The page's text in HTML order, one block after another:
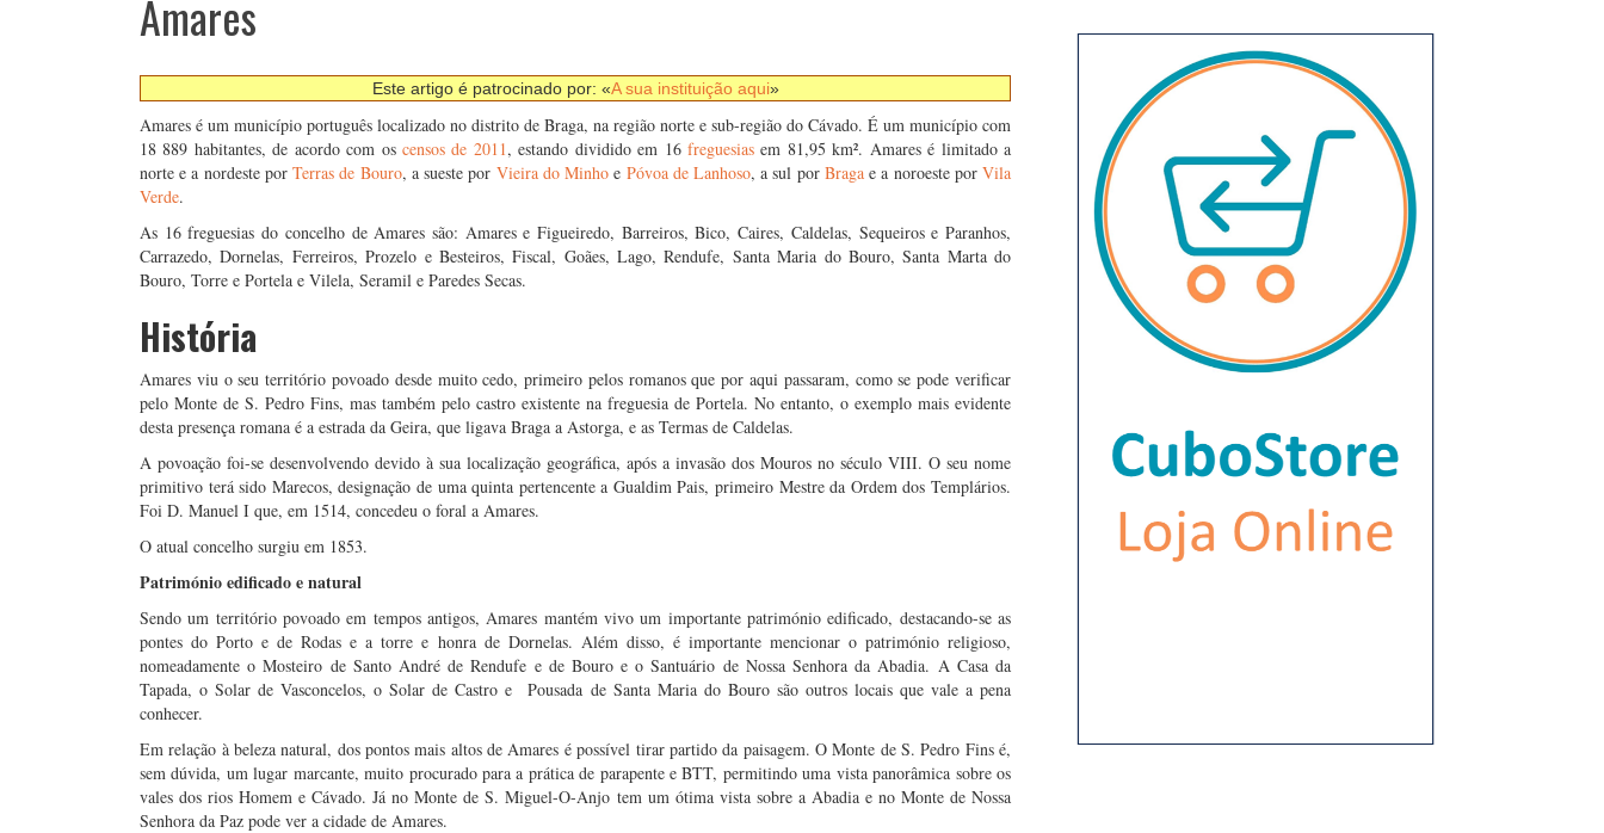
Amares
Este artigo é patrocinado por: «A sua instituição aqui»
Amares é um município português localizado no distrito de Braga, na região norte e sub-região do Cávado. É um município com
18 889 habitantes, de acordo com os censos de 2011, estando dividido em 16freguesias em 81,95 km². Amares é limitado a
norte e a nordeste porTerras de Bouro, a sueste por Vieira do Minho e Póvoa de Lanhoso, a sul por Bragae a noroeste porVila
Verde.
As 16 freguesias do concelho de Amares são: Amares e Figueiredo, Barreiros, Bico, Caires, Caldelas, Sequeiros e Paranhos,
Carrazedo, Dornelas, Ferreiros, Prozelo e Besteiros, Fiscal, Goães, Lago, Rendufe, Santa Maria do Bouro, Santa Marta do
Bouro, Torre e Portela e Vilela, Seramil e Paredes Secas.
História
Amares viu o seu território povoado desde muito cedo, primeiro pelos romanos que por aqui passaram, como se pode verificar
pelo Monte de S. Pedro Fins, mas também pelo castro existente na freguesia de Portela. No entanto, o exemplo mais evidente
desta presença romana é a estrada da Geira, que ligava Braga a Astorga, e as Termas de Caldelas.
A povoação foi-se desenvolvendo devido à sua localização geográfica, após a invasão dos Mouros no século VIII. O seu nome
primitivo terá sido Marecos, designação de uma quinta pertencente a Gualdim Pais, primeiro Mestre da Ordem dos Templários.
Foi D. Manuel I que, em 1514, concedeu o foral a Amares.
O atual concelho surgiu em 1853.
Património edificado e natural
Sendo um território povoado em tempos antigos, Amares mantém vivo um importante património edificado, destacando-se as
pontes do Porto e de Rodas e a torre e honra de Dornelas. Além disso, é importante mencionar o património religioso,
nomeadamente o Mosteiro de Santo André de Rendufe e de Bouro e o Santuário de Nossa Senhora da Abadia. A Casa da
Tapada, o Solar de Vasconcelos, o Solar de Castro e Pousada de Santa Maria do Bouro são outros locais que vale a pena
conhecer.
Em relação à beleza natural, dos pontos mais altos de Amares é possível tirar partido da paisagem. O Monte de S. Pedro Fins é,
sem dúvida, um lugar marcante, muito procurado para a prática de parapente e BTT, permitindo uma vista panorâmica sobre os
vales dos rios Homem e Cávado. Já no Monte de S. Miguel-O-Anjo tem um ótima vista sobre a Abadia e no Monte de Nossa
Senhora da Paz pode ver a cidade de Amares.